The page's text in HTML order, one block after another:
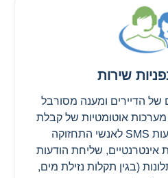
שירות
של הדיירים ומענה מסורבל
אוטומטיות של קבלת
קריאות, שליחת הודעות SMS לאנשי התחזוקה
אינטרנטיים, שליחת הודעות
(בגין תקלות נזילת מים,